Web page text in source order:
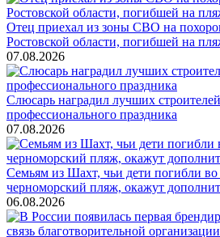
Отец приехал из зоны СВО на
Ростовской области, погибшей на
07.08.2026
Слюсарь наградил лучших
профессионального праздника
07.08.2026
Семьям из Шахт, чьи дети погибли во
черноморский пляж, окажут
06.08.2026